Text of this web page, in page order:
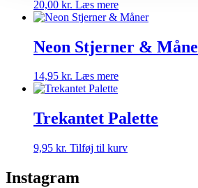
20,00 kr. Læs mere
Neon Stjerner &
14,95 kr. Læs mere
Trekantet Palette
9,95 kr. Tilføj til kurv
Instagram